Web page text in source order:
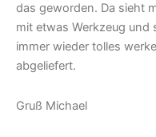
das geworden. Da sieht
mit etwas Werkzeug und
immer wieder tolles
abgeliefert.
Gruß Michael